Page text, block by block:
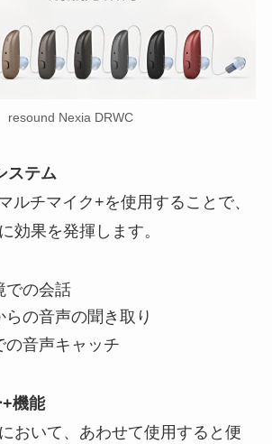
resound Nexia DRWC
ステム
ルチマイク+を使用することで、
効果を発揮します。
での会話
の音声の聞き取り
の音声キャッチ
機能
おいて、あわせて使用すると便